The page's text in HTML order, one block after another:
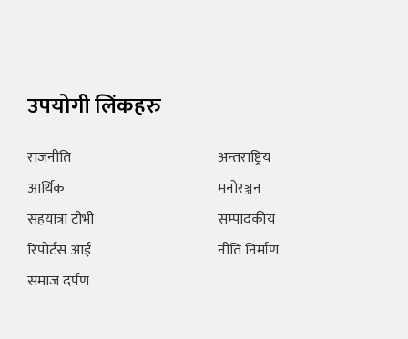
उपयोगी लिंकहरु
राजनीति
आर्थिक
सहयात्रा टीभी
रिपोर्टस आई
समाज दर्पण
अन्तराष्ट्रिय
मनोरञ्जन
सम्पादकीय
नीति निर्माण